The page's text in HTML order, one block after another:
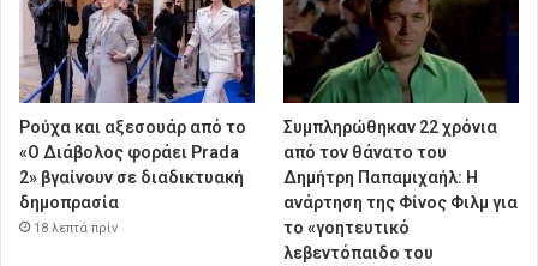
Ρούχα και αξεσουάρ από το
«Ο Διάβολος φοράει Prada
2» βγαίνουν σε διαδικτυακή
δημοπρασία
18 λεπτά πρίν
Συμπληρώθηκαν 22 χρόνια
από τον θάνατο του
Δημήτρη Παπαμιχαήλ: Η
ανάρτηση της Φίνος Φιλμ για
το «γοητευτικό
λεβεντόπαιδο του